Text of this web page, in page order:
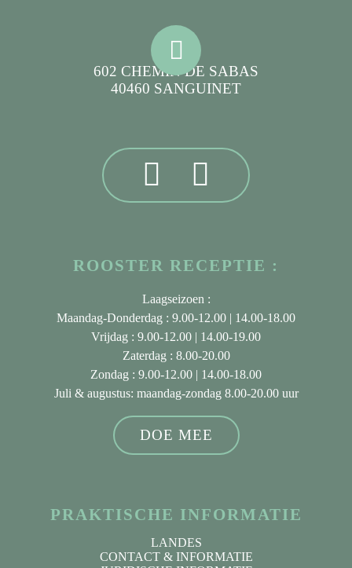
602 CHEMIN DE SABAS
40460 SANGUINET
ROOSTER RECEPTIE :
Laagseizoen :
Maandag-Donderdag : 9.00-12.00 | 14.00-18.00
Vrijdag : 9.00-12.00 | 14.00-19.00
Zaterdag : 8.00-20.00
Zondag : 9.00-12.00 | 14.00-18.00
Juli & augustus: maandag-zondag 8.00-20.00 uur
DOE MEE
PRAKTISCHE INFORMATIE
LANDES
CONTACT & INFORMATIE